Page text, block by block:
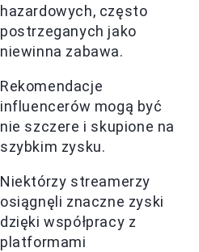
hazardowych, często
postrzeganych jako
niewinna zabawa.
Rekomendacje
influencerów mogą być
nie szczere i skupione na
szybkim zysku.
Niektórzy streamerzy
osiągnęli znaczne zyski
dzięki współpracy z
platformami